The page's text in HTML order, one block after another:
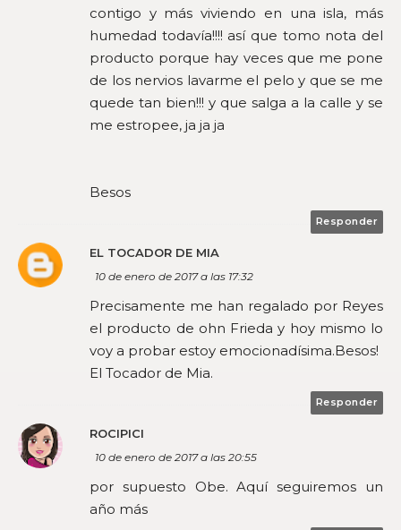
contigo y más viviendo en una isla, más
humedad todavía!!!! así que tomo nota del
producto porque hay veces que me pone
de los nervios lavarme el pelo y que se me
quede tan bien!!! y que salga a la calle y se
me estropee, ja ja ja
Besos
Responder
EL TOCADOR DE MIA
10 de enero de 2017 a las 17:32
Precisamente me han regalado por Reyes
el producto de ohn Frieda y hoy mismo lo
voy a probar estoy emocionadísima.Besos!
El Tocador de Mia.
Responder
ROCIPICI
10 de enero de 2017 a las 20:55
por supuesto Obe. Aquí seguiremos un
año más